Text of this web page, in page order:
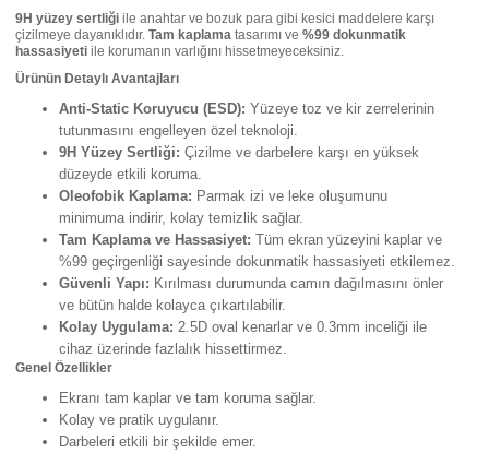
9H yüzey sertliği ile anahtar ve bozuk para gibi kesici maddelere karşı
çizilmeye dayanıklıdır. Tam kaplama tasarımı ve %99 dokunmatik
hassasiyeti ile korumanın varlığını hissetmeyeceksiniz.
Ürünün Detaylı Avantajları
Anti-Static Koruyucu (ESD): Yüzeye toz ve kir zerrelerinin
tutunmasını engelleyen özel teknoloji.
9H Yüzey Sertliği: Çizilme ve darbelere karşı en yüksek
düzeyde etkili koruma.
Oleofobik Kaplama: Parmak izi ve leke oluşumunu
minimuma indirir, kolay temizlik sağlar.
Tam Kaplama ve Hassasiyet: Tüm ekran yüzeyini kaplar ve
%99 geçirgenliği sayesinde dokunmatik hassasiyeti etkilemez.
Güvenli Yapı: Kırılması durumunda camın dağılmasını önler
ve bütün halde kolayca çıkartılabilir.
Kolay Uygulama: 2.5D oval kenarlar ve 0.3mm inceliği ile
cihaz üzerinde fazlalık hissettirmez.
Genel Özellikler
Ekranı tam kaplar ve tam koruma sağlar.
Kolay ve pratik uygulanır.
Darbeleri etkili bir şekilde emer.